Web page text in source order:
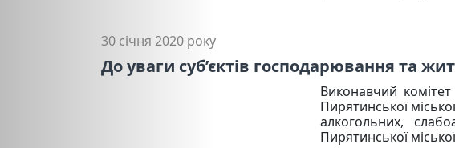
30 січня 2020 року
До уваги суб’єктів господарювання та
Виконавчий
Пирятинської
алкогольних,
Пирятинської